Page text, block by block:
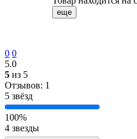
еще
0 0
5.0
5 из 5
Отзывов: 1
5 звёзд
100%
4 звезды